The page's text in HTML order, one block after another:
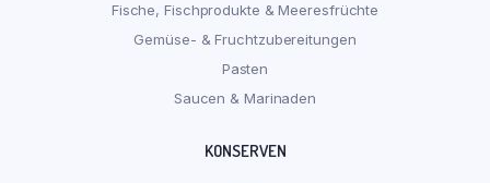
Fische, Fischprodukte & Meeresfrüchte
Gemüse- & Fruchtzubereitungen
Pasten
Saucen & Marinaden
KONSERVEN